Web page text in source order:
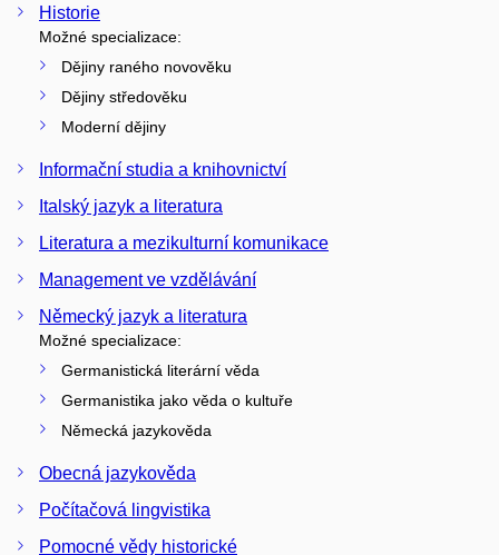
Historie
Možné specializace:
Dějiny raného novověku
Dějiny středověku
Moderní dějiny
Informační studia a knihovnictví
Italský jazyk a literatura
Literatura a mezikulturní komunikace
Management ve vzdělávání
Německý jazyk a literatura
Možné specializace:
Germanistická literární věda
Germanistika jako věda o kultuře
Německá jazykověda
Obecná jazykověda
Počítačová lingvistika
Pomocné vědy historické